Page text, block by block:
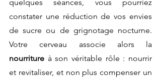
quelques séances, vous pourriez
constater une réduction de vos envies
de sucre ou de grignotage nocturne.
nourriture à son véritable rôle : nourrir
et revitaliser, et non plus compenser un